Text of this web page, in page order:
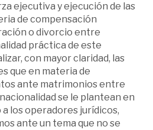
ejecutiva y ejecución de las
de compensación
o divorcio entre
práctica de este
con mayor claridad, las
que en materia de
ante matrimonios entre
se le plantean en
a los operadores jurídicos,
ante un tema que no se